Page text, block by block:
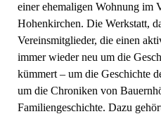
einer ehemaligen Wohnung im
Hohenkirchen. Die Werkstatt,
Vereinsmitglieder, die einen
immer wieder neu um die
kümmert – um die Geschichte
um die Chroniken von
Familiengeschichte. Dazu